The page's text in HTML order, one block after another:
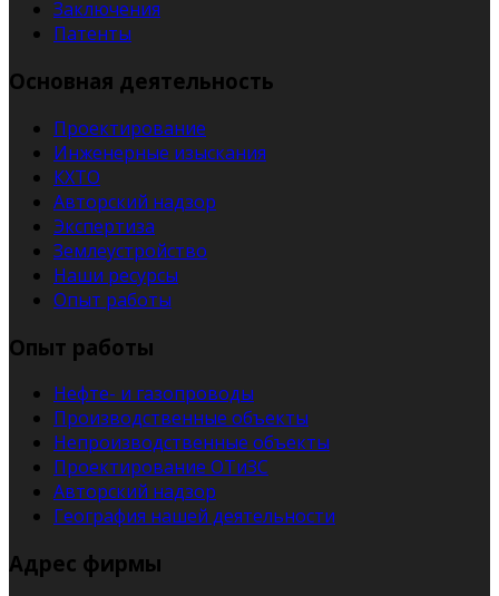
Заключения
Патенты
Основная деятельность
Проектирование
Инженерные изыскания
КХТО
Авторский надзор
Экспертиза
Землеустройство
Наши ресурсы
Опыт работы
Опыт работы
Нефте- и газопроводы
Производственные объекты
Непроизводственные объекты
Проектирование ОТиЗС
Авторский надзор
География нашей деятельности
Адрес фирмы